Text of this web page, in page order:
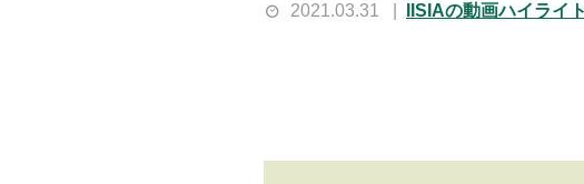
2021.03.31 IISIAの動画ハイライト